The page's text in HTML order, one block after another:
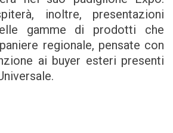
inoltre, presentazioni
gamme di prodotti che
regionale, pensate con
ai buyer esteri presenti